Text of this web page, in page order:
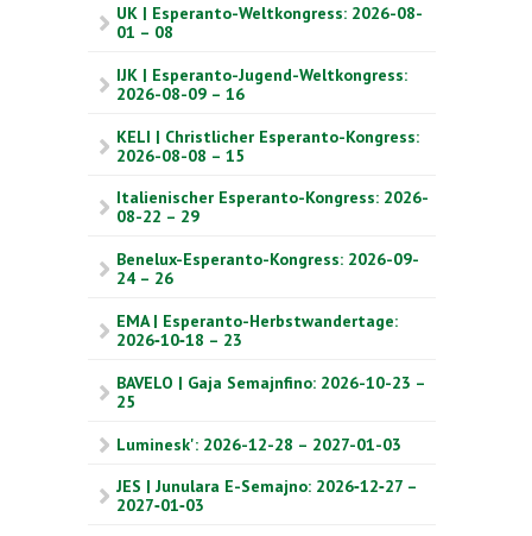
UK | Esperanto-Weltkongress: 2026-08-
01 – 08
IJK | Esperanto-Jugend-Weltkongress:
2026-08-09 – 16
KELI | Christlicher Esperanto-Kongress:
2026-08-08 – 15
Italienischer Esperanto-Kongress: 2026-
08-22 – 29
Benelux-Esperanto-Kongress: 2026-09-
24 – 26
EMA | Esperanto-Herbstwandertage:
2026‑10‑18 – 23
BAVELO | Gaja Semajnfino: 2026-10-23 –
25
Luminesk': 2026-12-28 – 2027-01-03
JES | Junulara E-Semajno: 2026‑12‑27 –
2027‑01‑03